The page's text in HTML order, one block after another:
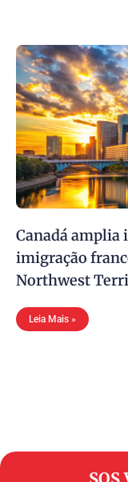
Canadá amplia
imigração
Northwest
Leia Mais »